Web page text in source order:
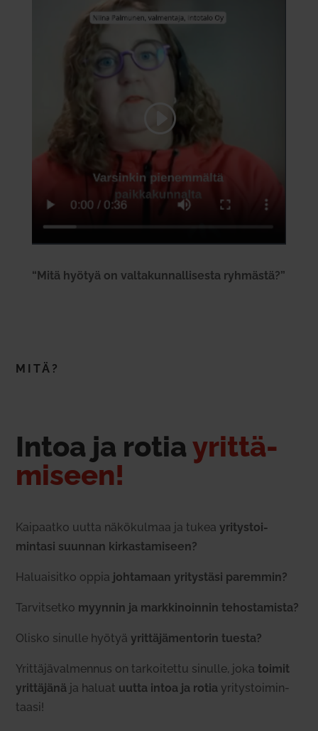
“Mitä hyötyä on val­ta­kun­nal­li­sesta ryh­mästä?”
MITÄ?
Intoa ja rotiayrit­tä­
miseen!
Kai­paatko uutta näkö­kulmaa ja tukeayri­tys­toi­
mintasi suunnan kir­kas­ta­miseen?
Haluai­sitko oppia joh­tamaan yri­tystäsi paremmin?
Tar­vit­setko myynnin ja mark­ki­noinnin tehos­ta­mista?
Olisko sinulle hyötyäyrit­tä­jä­men­torin tuesta?
Yrit­tä­jä­val­mennus on tar­koi­tettu sinulle, jokatoimit
yrit­täjänä ja haluat uutta intoa ja rotia yri­tys­toi­min­
taasi!